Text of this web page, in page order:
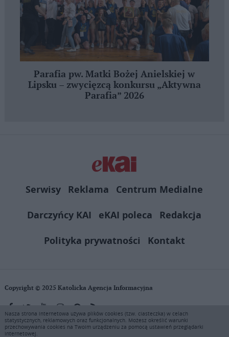
Parafia pw. Matki Bożej Anielskiej w
Lipsku – zwycięzcą konkursu „Aktywna
Parafia” 2026
Serwisy Reklama
Centrum Medialne
Darczyńcy KAI
eKAI poleca
Redakcja
Polityka prywatności
Kontakt
Copyright © 2025 Katolicka Agencja Informacyjna
KAI zastrzega wszelkie prawa do serwisu. Użytkownicy mogą pobierać
i drukować fragmenty zawartości serwisu internetowego www.ekai.pl
Nasza strona internetowa używa plików cookies (tzw. ciasteczka) w celach
statystycznych, reklamowych oraz funkcjonalnych. Możesz określić warunki
przechowywania cookies na Twoim urządzeniu za pomocą ustawień przeglądarki
internetowej.